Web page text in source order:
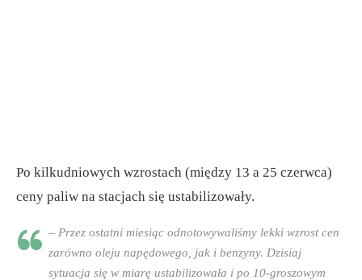
Po kilkudniowych wzrostach (między 13 a 25 czerwca)
ceny paliw na stacjach się ustabilizowały.
– Przez ostatni miesiąc odnotowywaliśmy lekki wzrost cen
zarówno oleju napędowego, jak i benzyny. Dzisiaj
sytuacja się w miarę ustabilizowała i po 10-groszowym